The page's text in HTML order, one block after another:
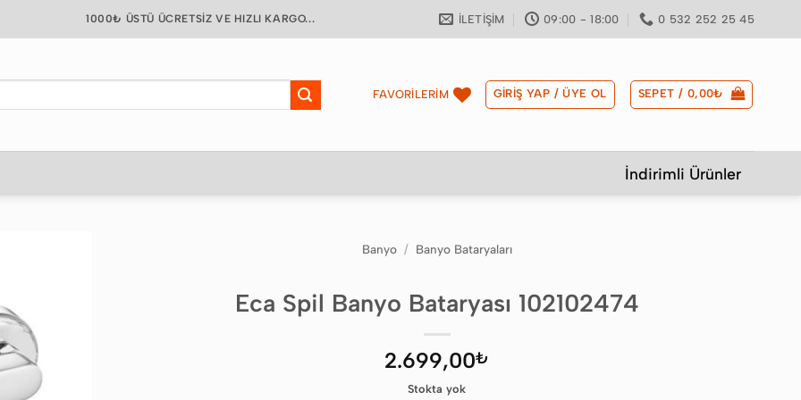
1000₺ ÜSTÜ ÜCRETSIZ VE HIZLI KARGO... İLETIŞIM 09:00 - 18:00 0 532 252 25 45
FAVORİLERİM GIRIŞ YAP / ÜYE OL SEPET / 0,00₺
İndirimli Ürünler
Banyo / Banyo Bataryaları
Eca Spil Banyo Bataryası 102102474
2.699,00₺
Stokta yok